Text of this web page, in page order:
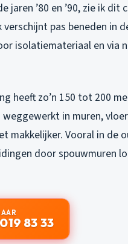
’80 en ’90, zie ik dit
pas beneden in
isolatiemateriaal en via
heeft zo’n 150 tot 200
in muren,
makkelijker. Vooral in de
door spouwmuren
83 33